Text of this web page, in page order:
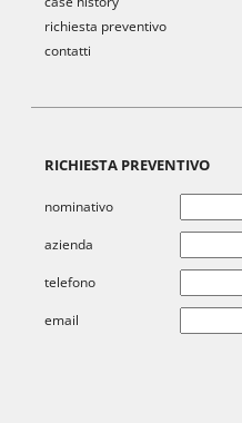
richiesta preventivo
contatti
RICHIESTA PREVENTIVO
nominativo
azienda
telefono
email